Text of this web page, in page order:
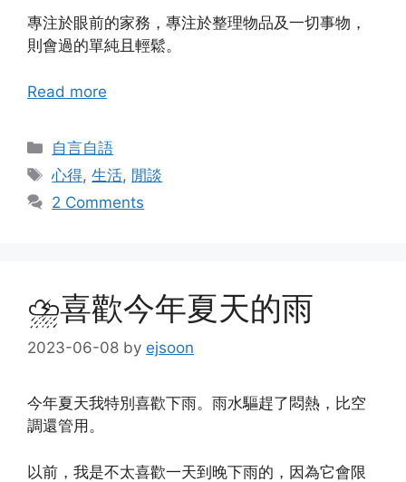
專注於眼前的家務，專注於整理物品及一切事物，
則會過的單純且輕鬆。
Read more
Categories
自言自語
Tags
心得,生活, 閒談
2 Comments
⛈️喜歡今年夏天的雨
2023-06-08 by ejsoon
今年夏天我特別喜歡下雨。雨水驅趕了悶熱，比空
調還管用。
以前，我是不太喜歡一天到晚下雨的，因為它會限